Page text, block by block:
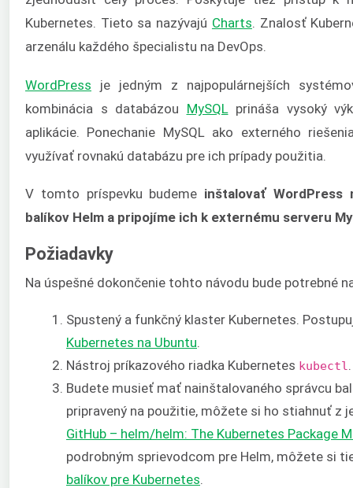
Kubernetes. Tieto sa nazývajú Charts. Znalosť
arzenálu každého špecialistu na DevOps.
WordPress je jedným z najpopulárnejších
kombinácia s databázou MySQL prináša vysoký
aplikácie. Ponechanie MySQL ako externého
využívať rovnakú databázu pre ich prípady použitia.
V tomto príspevku budeme inštalovať WordPress
balíkov Helm a pripojíme ich k externému serveru
Požiadavky
Na úspešné dokončenie tohto návodu bude potrebné
Spustený a funkčný klaster Kubernetes.
Kubernetes na Ubuntu
Nástroj príkazového riadka Kubernetes kubectl
Budete musieť mať nainštalovaného správcu
pripravený na použitie, môžete si ho stiahnuť z
GitHub – helm/helm: The Kubernetes Package
podrobným sprievodcom pre Helm, môžete si
balíkov pre Kubernetes